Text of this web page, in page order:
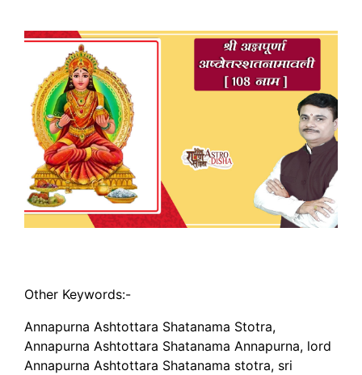
Other Keywords:-
Annapurna Ashtottara Shatanama Stotra,
Annapurna Ashtottara Shatanama Annapurna, lord
Annapurna Ashtottara Shatanama stotra, sri